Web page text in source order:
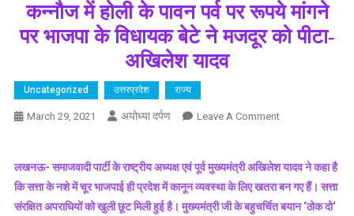
कन्नौज में होली के पावन पर्व पर रूपये मांगने
पर भाजपा के विधायक बेटे ने मजदूर को पीटा-
अखिलेश यादव
Uncategorized उत्तरप्रदेश राज्य
March 29, 2021 अयोध्या दर्पण Leave A CommentOn
होली
के
पावन
लखनऊ- समाजवादी पार्टी के राष्ट्रीय अध्यक्ष एवं पूर्व मुख्यमंत्री अखिलेश यादव ने कहा है
कि सत्ता के नशे में चूर भाजपाई ही प्रदेश में कानून व्यवस्था के लिए खतरा बन गए हैं। सत्ता
संरक्षित अपराधियों को खुली छूट मिली हुई है। मुख्यमंत्री जी के बहुचर्चित बयान ‘ठोक दो‘